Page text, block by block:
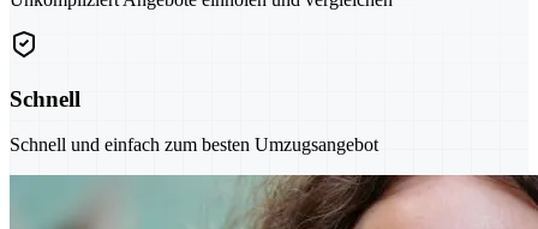
Schnell
Schnell und einfach zum besten Umzugsangebot